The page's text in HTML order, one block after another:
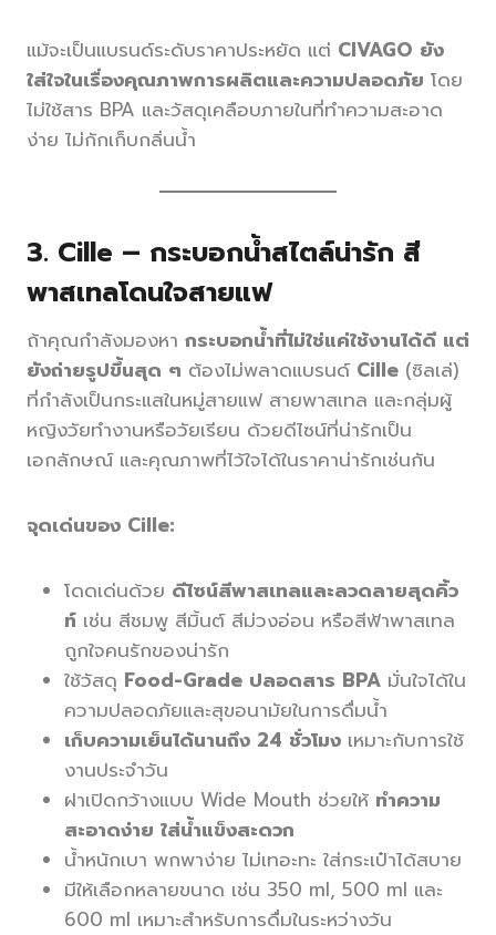
แม้จะเป็นแบรนด์ระดับราคาประหยัด แต่ CIVAGO ยัง
ใส่ใจในเรื่องคุณภาพการผลิตและความปลอดภัย โดย
ไม่ใช้สาร BPA และวัสดุเคลือบภายในที่ทำความสะอาด
ง่าย ไม่กักเก็บกลิ่นน้ำ
3. Cille – กระบอกน้ำสไตล์น่ารัก สี
พาสเทลโดนใจสายแฟ
ถ้าคุณกำลังมองหา กระบอกน้ำที่ไม่ใช่แค่ใช้งานได้ดี แต่
ยังถ่ายรูปขึ้นสุด ๆ ต้องไม่พลาดแบรนด์ Cille (ซิลเล่)
ที่กำลังเป็นกระแสในหมู่สายแฟ สายพาสเทล และกลุ่มผู้
หญิงวัยทำงานหรือวัยเรียน ด้วยดีไซน์ที่น่ารักเป็น
เอกลักษณ์ และคุณภาพที่ไว้ใจได้ในราคาน่ารักเช่นกัน
จุดเด่นของ Cille:
โดดเด่นด้วย ดีไซน์สีพาสเทลและลวดลายสุดคิ้ว
ท์ เช่น สีชมพู สีมิ้นต์ สีม่วงอ่อน หรือสีฟ้าพาสเทล
ถูกใจคนรักของน่ารัก
ใช้วัสดุ Food-Grade ปลอดสาร BPA มั่นใจได้ใน
ความปลอดภัยและสุขอนามัยในการดื่มน้ำ
เก็บความเย็นได้นานถึง 24 ชั่วโมง เหมาะกับการใช้
งานประจำวัน
ฝาเปิดกว้างแบบ Wide Mouth ช่วยให้ ทำความ
สะอาดง่าย ใส่น้ำแข็งสะดวก
น้ำหนักเบา พกพาง่าย ไม่เทอะทะ ใส่กระเป๋าได้สบาย
มีให้เลือกหลายขนาด เช่น 350 ml, 500 ml และ
600 ml เหมาะสำหรับการดื่มในระหว่างวัน